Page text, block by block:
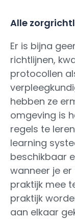
Alle
Er is bijna
richtlijnen,
protocollen
hebben ze
omgeving is
regels te
learning
beschikbaar
wanneer je
praktijk mee
praktijk
aan elkaar